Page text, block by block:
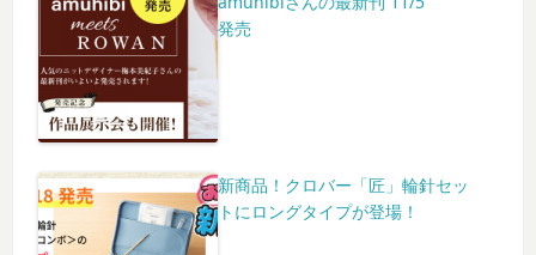
発売
新商品！クロバー「匠」輪針セッ
トにロングタイプが登場！